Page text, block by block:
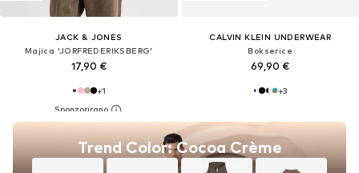
JACK & JONES
Majica 'JORFREDERIKSBERG'
17,90 €
+1
Trend Color: Cocoa Crème
CALVIN KLEIN UNDERWEAR
Bokserice
69,90 €
+3